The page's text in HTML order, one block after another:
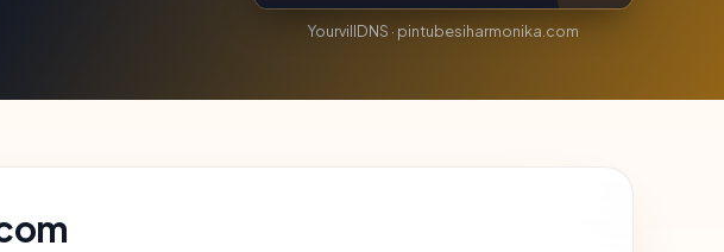
YourvillDNS · pintubesiharmonika.com